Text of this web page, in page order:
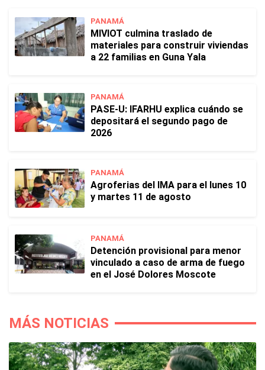
PANAMÁ
MIVIOT culmina traslado de
materiales para construir viviendas
a 22 familias en Guna Yala
PANAMÁ
PASE-U: IFARHU explica cuándo se
depositará el segundo pago de
2026
PANAMÁ
Agroferias del IMA para el lunes 10
y martes 11 de agosto
PANAMÁ
Detención provisional para menor
vinculado a caso de arma de fuego
en el José Dolores Moscote
MÁS NOTICIAS